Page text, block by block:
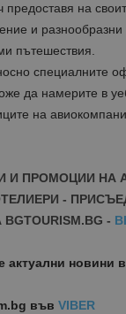
предоставя на
и разнообразни
пътешествия.
специалните
да намерите в
на
И ПРОМОЦИИ НА
-
-
актуални новини в
във VIBER